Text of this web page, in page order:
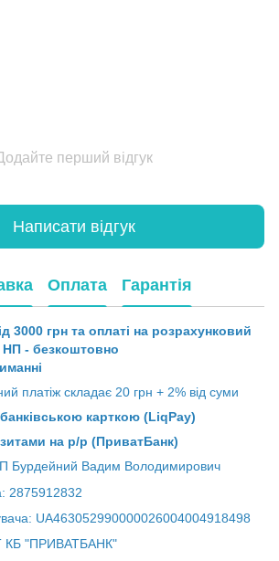
перший відгук
Написати відгук
Оплата Гарантія
3000 грн та оплаті на розрахунковий
НП - безкоштовно
платіж складає 20 грн + 2% від суми
карткою (LiqPay)
на р/р (ПриватБанк)
Бурдейний Вадим Володимирович
2875912832
UA463052990000026004004918498
КБ "ПРИВАТБАНК"